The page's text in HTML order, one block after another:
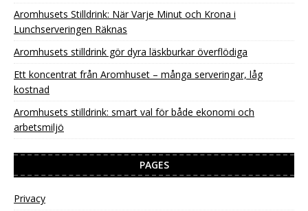
Aromhusets Stilldrink: När Varje Minut och Krona i
Lunchserveringen Räknas
Aromhusets stilldrink gör dyra läskburkar överflödiga
Ett koncentrat från Aromhuset – många serveringar, låg
kostnad
Aromhusets stilldrink: smart val för både ekonomi och
arbetsmiljö
PAGES
Privacy